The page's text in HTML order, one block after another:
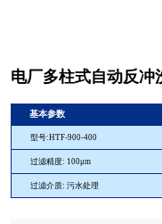
电厂多柱式自动反冲
基本参数
型号:HTF-900-400
过滤精度: 100μm
过滤介质: 污水处理